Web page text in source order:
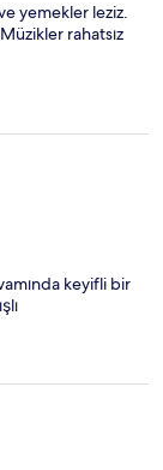
yemekler leziz.
rahatsız
keyifli bir